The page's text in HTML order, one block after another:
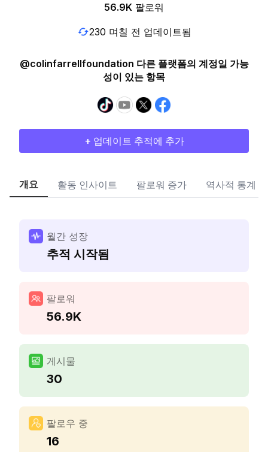
56.9K 팔로워
230 며칠 전 업데이트됨
@colinfarrellfoundation 다른 플랫폼의 계정일 가능
성이 있는 항목
+ 업데이트 추적에 추가
개요 활동 인사이트 팔로워 증가 역사적 통계
월간 성장
추적 시작됨
팔로워
56.9K
게시물
30
팔로우 중
16